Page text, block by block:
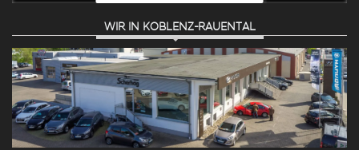
Zustimmen
und
aktivieren
WIR IN KOBLENZ-RAUENTAL